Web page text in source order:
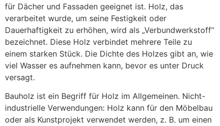
für Dächer und Fassaden geeignet ist. Holz, das
verarbeitet wurde, um seine Festigkeit oder
Dauerhaftigkeit zu erhöhen, wird als „Verbundwerkstoff“
bezeichnet. Diese Holz verbindet mehrere Teile zu
einem starken Stück. Die Dichte des Holzes gibt an, wie
viel Wasser es aufnehmen kann, bevor es unter Druck
versagt.
Bauholz ist ein Begriff für Holz im Allgemeinen. Nicht-
industrielle Verwendungen: Holz kann für den Möbelbau
oder als Kunstprojekt verwendet werden, z. B. um einen